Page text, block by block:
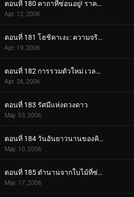
ตอนที่ 180 คาถาที่ซ่อนอยู่! ราคาของศิลปะนินจา: คูจาคุ
Apr. 12, 2006
ตอนที่ 181 โฮชิคาเงะ: ความจริงที่ถูกฝังไว้
Apr. 19, 2006
ตอนที่ 182 การรวมตัวใหม่ เวลาที่เหลืออยู่
Apr. 26, 2006
ตอนที่ 183 รัศมีแห่งดวงดาว
May. 03, 2006
ตอนที่ 184 วันอันยาวนานของคิบะ!
May. 10, 2006
ตอนที่ 185 ตำนานจากใบไม้ที่ซ่อนอยู่: ออนบา!
May. 17, 2006